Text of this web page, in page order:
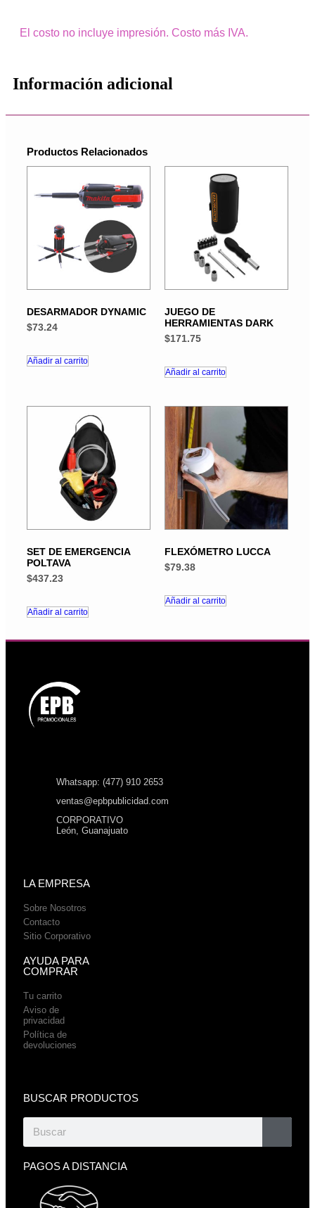
El costo no incluye impresión. Costo más IVA.
Información adicional
Productos Relacionados
DESARMADOR DYNAMIC
$73.24
Añadir al carrito
JUEGO DE
HERRAMIENTAS DARK
$171.75
Añadir al carrito
SET DE EMERGENCIA
POLTAVA
$437.23
Añadir al carrito
FLEXÓMETRO LUCCA
$79.38
Añadir al carrito
Whatsapp: (477) 910 2653
ventas@epbpublicidad.com
CORPORATIVO
León, Guanajuato
LA EMPRESA
Sobre Nosotros
Contacto
Sitio Corporativo
AYUDA PARA
COMPRAR
Tu carrito
Aviso de
privacidad
Política de
devoluciones
BUSCAR PRODUCTOS
PAGOS A DISTANCIA